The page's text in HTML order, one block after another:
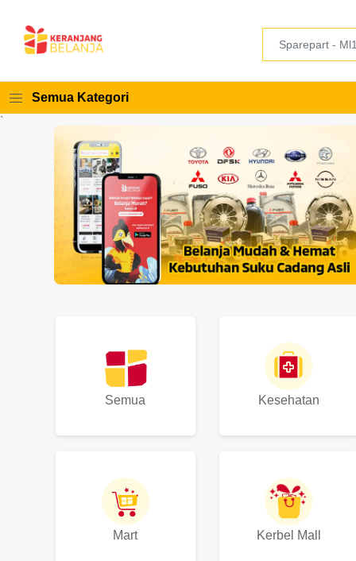
Semua Kategori
`
Semua Kesehatan
Mart Kerbel Mall